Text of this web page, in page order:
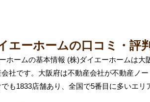
エーホームの口コミ・評
ホームの基本情報 (株)ダイエーホームは大
社です。大阪府は不動産会社が不動産ノ
でも1833店舗あり、全国で5番目に多いエリ